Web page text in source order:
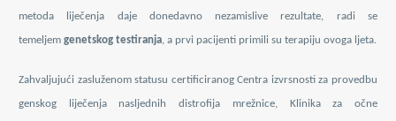
metoda liječenja daje donedavno nezamislive rezultate, radi se
temeljem genetskog testiranja, a prvi pacijenti primili su terapiju ovoga ljeta.
Zahvaljujući zasluženom statusu certificiranog Centra izvrsnosti za provedbu
genskog liječenja nasljednih distrofija mrežnice, Klinika za očne